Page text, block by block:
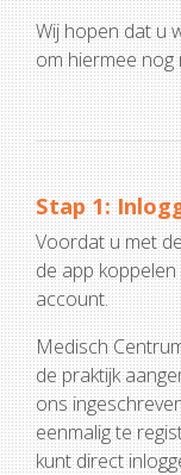
Wij hopen dat u
om hiermee nog
Stap 1:
Voordat u met
de app
account.
Medisch
de praktijk
ons
eenmalig te
kunt direct